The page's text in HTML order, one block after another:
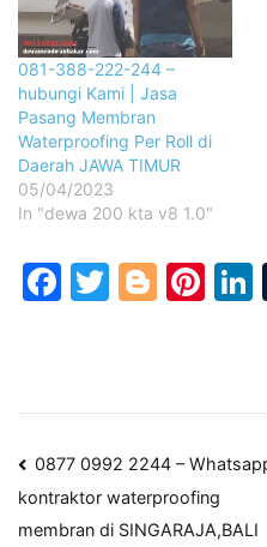
081-388-222-244 –
hubungi Kami | Jasa
Pasang Membran
Waterproofing Per Roll di
Daerah JAWA TIMUR
05/04/2023
In "dewa 200 kta v8 1.0"
Facebook
Twitter
Post
navigation
0877 0992 2244 –
kontraktor waterproofing
membran di SINGARAJA,BALI